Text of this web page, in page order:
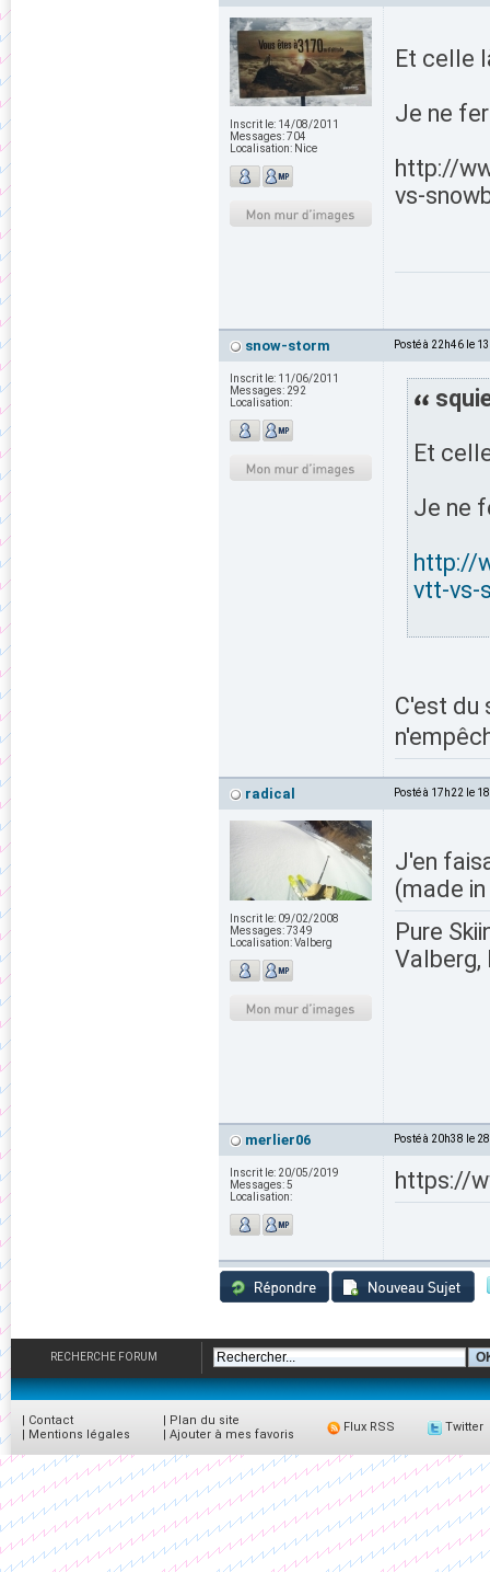
Inscrit le: 14/08/2011
Messages:704
Localisation: Nice
Et celle
Je ne
http://
vs-
snow-storm Posté à 22h46 le
Inscrit le: 11/06/2011
Messages: 292
Localisation:
Et
Je ne
http://
vtt-vs-
C'est du
radical Posté à 17h22 le
Inscrit le: 09/02/2008
Messages:7349
Localisation:Valberg
J'en
(made
Pure
Valberg,
merlier06 Posté à 20h38 le
Inscrit le: 20/05/2019
Messages:5
Localisation:
https://
RECHERCHE FORUM
| Contact
| Mentions légales
| Plan du site
| Ajouter à mes favoris
Flux RSS Twitter